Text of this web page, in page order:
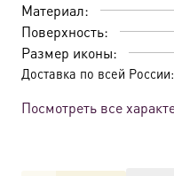
Материал:
Поверхность:
Размер иконы:
Доставка по всей России:
Посмотреть все